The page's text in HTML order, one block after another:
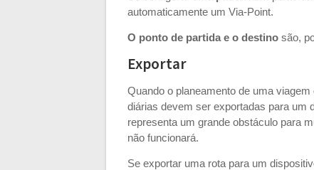
automaticamente um Via-Point.
O ponto de partida e o destino são,
Exportar
Quando o planeamento de uma
diárias devem ser exportadas para um
representa um grande obstáculo para
não funcionará.
Se exportar uma rota para um